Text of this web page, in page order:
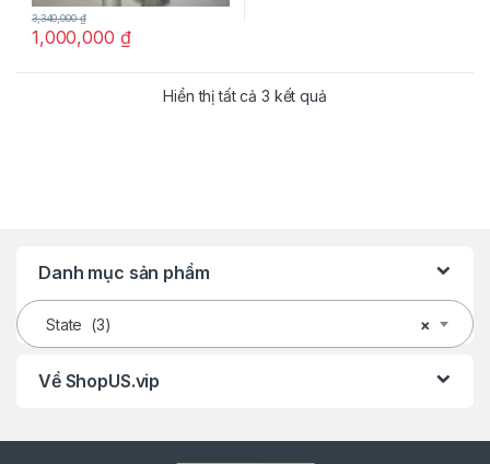
1,000,000 ₫
3,340,000₫
Hiển thị tất cả 3 kết quả
Danh mục sản phẩm
×
State (3)
Về ShopUS.vip